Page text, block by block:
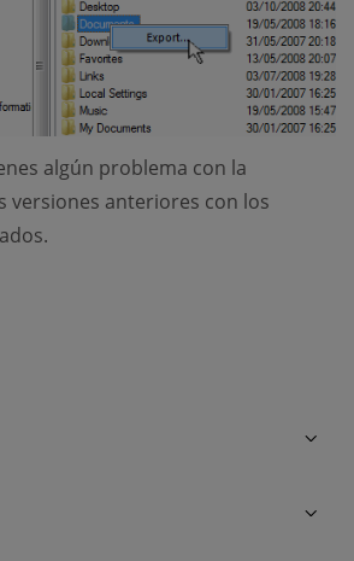
algún problema con la
versiones anteriores con los